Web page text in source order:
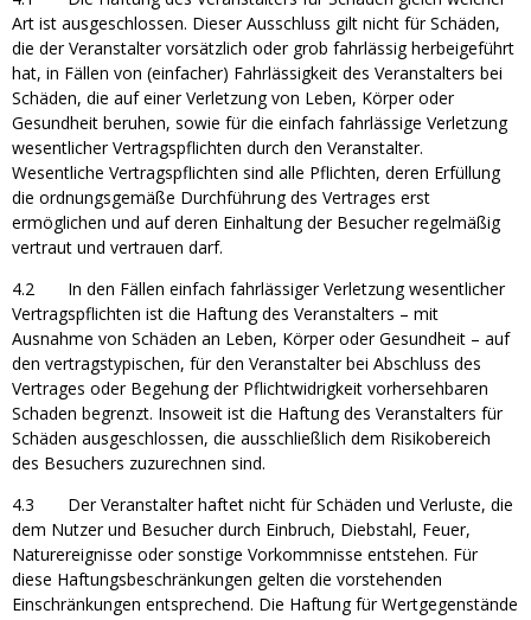
Art ist ausgeschlossen. Dieser Ausschluss gilt nicht für Schäden,
die der Veranstalter vorsätzlich oder grob fahrlässig herbeigeführt
hat, in Fällen von (einfacher) Fahrlässigkeit des Veranstalters bei
Schäden, die auf einer Verletzung von Leben, Körper oder
Gesundheit beruhen, sowie für die einfach fahrlässige Verletzung
wesentlicher Vertragspflichten durch den Veranstalter.
Wesentliche Vertragspflichten sind alle Pflichten, deren Erfüllung
die ordnungsgemäße Durchführung des Vertrages erst
ermöglichen und auf deren Einhaltung der Besucher regelmäßig
vertraut und vertrauen darf.
4.2 In den Fällen einfach fahrlässiger Verletzung wesentlicher
Vertragspflichten ist die Haftung des Veranstalters – mit
Ausnahme von Schäden an Leben, Körper oder Gesundheit – auf
den vertragstypischen, für den Veranstalter bei Abschluss des
Vertrages oder Begehung der Pflichtwidrigkeit vorhersehbaren
Schaden begrenzt. Insoweit ist die Haftung des Veranstalters für
Schäden ausgeschlossen, die ausschließlich dem Risikobereich
des Besuchers zuzurechnen sind.
4.3 Der Veranstalter haftet nicht für Schäden und Verluste, die
dem Nutzer und Besucher durch Einbruch, Diebstahl, Feuer,
Naturereignisse oder sonstige Vorkommnisse entstehen. Für
diese Haftungsbeschränkungen gelten die vorstehenden
Einschränkungen entsprechend. Die Haftung für Wertgegenstände